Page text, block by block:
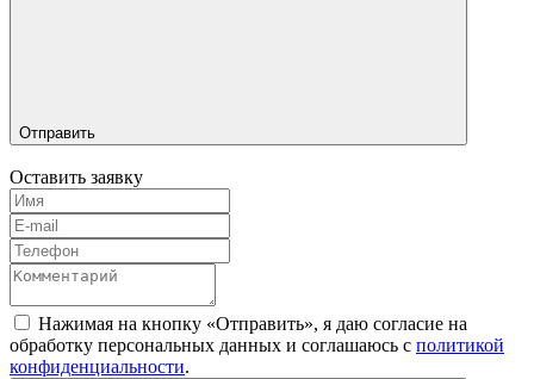
Отправить
Оставить заявку
Нажимая на кнопку «Отправить», я даю согласие на
обработку персональных данных и соглашаюсь c политикой
конфиденциальности.